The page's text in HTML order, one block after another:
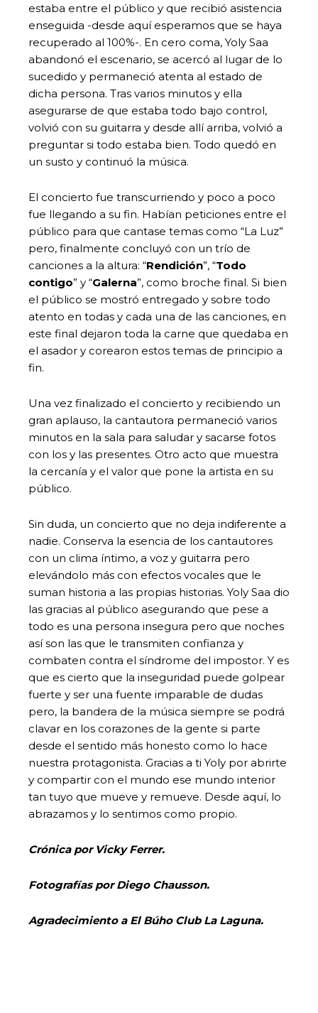
estaba entre el público y que recibió asistencia
enseguida -desde aquí esperamos que se haya
recuperado al 100%-. En cero coma, Yoly Saa
abandonó el escenario, se acercó al lugar de lo
sucedido y permaneció atenta al estado de
dicha persona. Tras varios minutos y ella
asegurarse de que estaba todo bajo control,
volvió con su guitarra y desde allí arriba, volvió a
preguntar si todo estaba bien. Todo quedó en
un susto y continuó la música.
El concierto fue transcurriendo y poco a poco
fue llegando a su fin. Habían peticiones entre el
público para que cantase temas como “La Luz”
pero, finalmente concluyó con un trío de
canciones a la altura: “Rendición”, “Todo
contigo” y “Galerna”, como broche final. Si bien
el público se mostró entregado y sobre todo
atento en todas y cada una de las canciones, en
este final dejaron toda la carne que quedaba en
el asador y corearon estos temas de principio a
fin.
Una vez finalizado el concierto y recibiendo un
gran aplauso, la cantautora permaneció varios
minutos en la sala para saludar y sacarse fotos
con los y las presentes. Otro acto que muestra
la cercanía y el valor que pone la artista en su
público.
Sin duda, un concierto que no deja indiferente a
nadie. Conserva la esencia de los cantautores
con un clima íntimo, a voz y guitarra pero
elevándolo más con efectos vocales que le
suman historia a las propias historias. Yoly Saa dio
las gracias al público asegurando que pese a
todo es una persona insegura pero que noches
así son las que le transmiten confianza y
combaten contra el síndrome del impostor. Y es
que es cierto que la inseguridad puede golpear
fuerte y ser una fuente imparable de dudas
pero, la bandera de la música siempre se podrá
clavar en los corazones de la gente si parte
desde el sentido más honesto como lo hace
nuestra protagonista. Gracias a ti Yoly por abrirte
y compartir con el mundo ese mundo interior
tan tuyo que mueve y remueve. Desde aquí, lo
abrazamos y lo sentimos como propio.
Crónica por Vicky Ferrer.
Fotografías por Diego Chausson.
Agradecimiento a El Búho Club La Laguna.